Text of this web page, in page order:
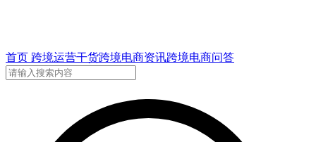
首页 跨境运营干货跨境电商资讯跨境电商问答